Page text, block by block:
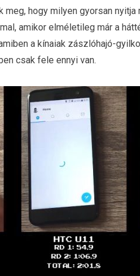
hogy milyen gyorsan
amikor elméletileg már a
a kínaiak zászlóhajó-
csak fele ennyi van.